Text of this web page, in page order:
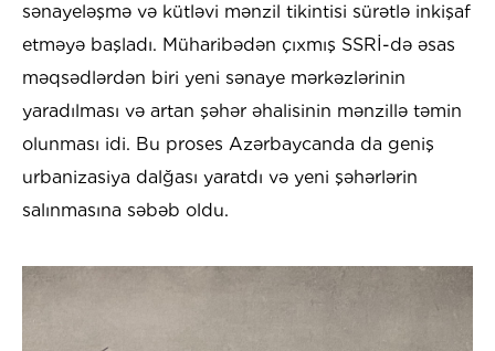
sənayeləşmə və kütləvi mənzil tikintisi sürətlə inkişaf
etməyə başladı. Müharibədən çıxmış SSRİ-də əsas
məqsədlərdən biri yeni sənaye mərkəzlərinin
yaradılması və artan şəhər əhalisinin mənzillə təmin
olunması idi. Bu proses Azərbaycanda da geniş
urbanizasiya dalğası yaratdı və yeni şəhərlərin
salınmasına səbəb oldu.